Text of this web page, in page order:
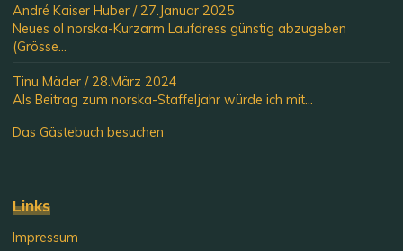
André Kaiser Huber / 27.Januar 2025
Neues ol norska-Kurzarm Laufdress günstig abzugeben
(Grösse...
Tinu Mäder / 28.März 2024
Als Beitrag zum norska-Staffeljahr würde ich mit...
Das Gästebuch besuchen
Links
Impressum